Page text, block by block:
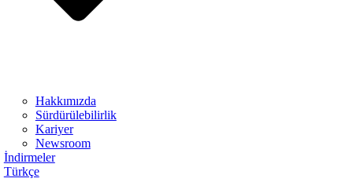
Hakkımızda
Sürdürülebilirlik
Kariyer
Newsroom
İndirmeler
Türkçe